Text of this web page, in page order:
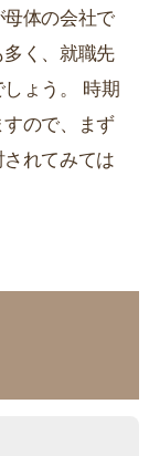
体の会社で
く、就職先
ょう。 時期
ので、まず
れてみては